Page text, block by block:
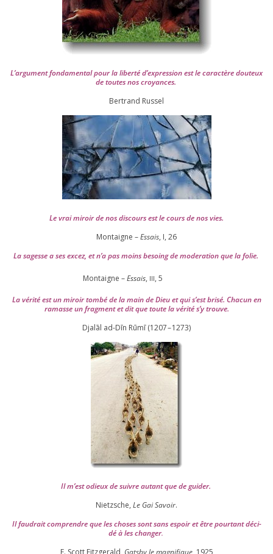
L’argument fon­da­men­tal pour la liber­té d’expression est le carac­tère dou­teux
de toutes nos croyances.
Ber­trand Russel
Le vrai miroir de nos dis­cours est le cours de nos vies.
Montaigne –Essais, I, 26
La sagesse a ses excez, et n’a pas moins besoing de mode­ra­tion que la folie.
Montaigne –Essais, III, 5
La véri­té est un miroir tom­bé de la main de Dieu et qui s’est bri­sé. Chacun en
ramasse un frag­ment et dit que toute la véri­té s’y trouve.
Djalāl ad-Dīn Rūmī (1207–1273)
Il m’est odieux de suivre autant que de gui­der.
Nietzsche, Le Gai Savoir.
Il fau­drait com­prendre que les choses sont sans espoir et être pour­tant déci­
dé à les chan­ger.